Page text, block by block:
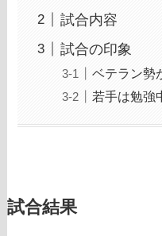
試合内容
試合の印象
ベテラン勢
若手は勉強
試合結果